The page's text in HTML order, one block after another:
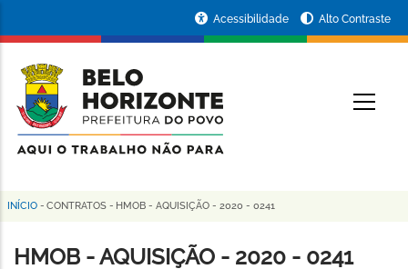
conteúdo
principal
da
Prefeitura
de
Horizonte
Acessibilidade Alto Contraste
Trilha
de
INÍCIO - CONTRATOS - HMOB - AQUISIÇÃO - 2020 - 0241
HMOB - AQUISIÇÃO - 2020 - 0241